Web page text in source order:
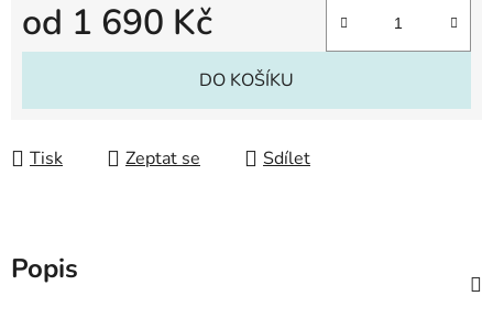
od 1 690 Kč
Měrná cena:
DO KOŠÍKU
Tisk Zeptat se Sdílet
Popis